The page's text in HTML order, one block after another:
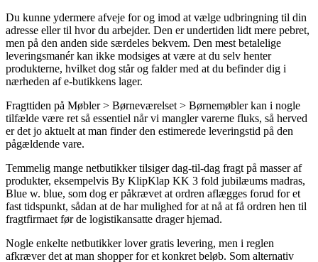
Du kunne ydermere afveje for og imod at vælge udbringning til din
adresse eller til hvor du arbejder. Den er undertiden lidt mere pebret,
men på den anden side særdeles bekvem. Den mest betalelige
leveringsmanér kan ikke modsiges at være at du selv henter
produkterne, hvilket dog står og falder med at du befinder dig i
nærheden af e-butikkens lager.
Fragttiden på Møbler > Børneværelset > Børnemøbler kan i nogle
tilfælde være ret så essentiel når vi mangler varerne fluks, så herved
er det jo aktuelt at man finder den estimerede leveringstid på den
pågældende vare.
Temmelig mange netbutikker tilsiger dag-til-dag fragt på masser af
produkter, eksempelvis By KlipKlap KK 3 fold jubilæums madras,
Blue w. blue, som dog er påkrævet at ordren aflægges forud for et
fast tidspunkt, sådan at de har mulighed for at nå at få ordren hen til
fragtfirmaet før de logistikansatte drager hjemad.
Nogle enkelte netbutikker lover gratis levering, men i reglen
afkræver det at man shopper for et konkret beløb. Som alternativ